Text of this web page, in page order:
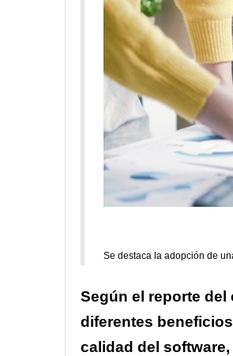
Se destaca la adopción de
Según el reporte del
diferentes
calidad del